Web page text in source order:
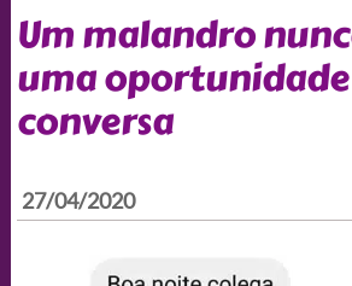
Um malandro
uma
conversa
27/04/2020